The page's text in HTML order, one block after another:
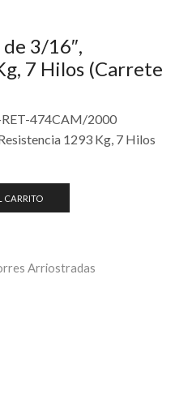
3/16″,
7 Hilos (Carrete
474CAM/2000
1293 Kg, 7 Hilos
CARRITO
Arriostradas